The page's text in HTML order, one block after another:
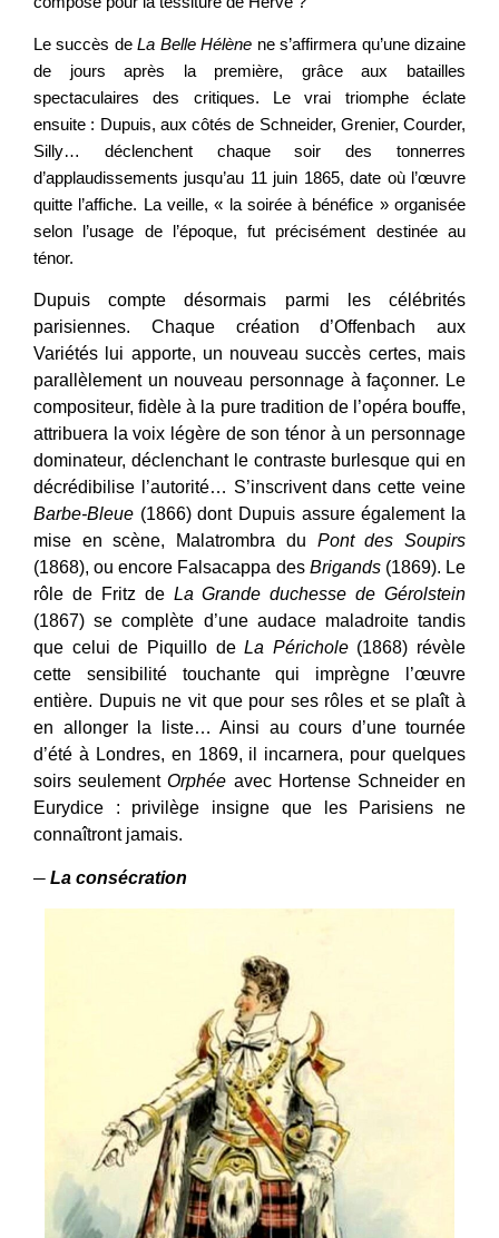
Le succès deLa Belle Hélène ne s’affirmera qu’une dizaine
de jours après la première, grâce aux batailles
spectaculaires des critiques. Le vrai triomphe éclate
ensuite : Dupuis, aux côtés de Schneider, Grenier, Courder,
Silly… déclenchent chaque soir des tonnerres
d’applaudissements jusqu’au 11 juin 1865, date où l’œuvre
quitte l’affiche. La veille, « la soirée à bénéfice » organisée
selon l’usage de l’époque, fut précisément destinée au
ténor.
Dupuis compte désormais parmi les célébrités
parisiennes. Chaque création d’Offenbach aux
Variétés lui apporte, un nouveau succès certes, mais
parallèlement un nouveau personnage à façonner. Le
compositeur, fidèle à la pure tradition de l’opéra bouffe,
attribuera la voix légère de son ténor à un personnage
dominateur, déclenchant le contraste burlesque qui en
décrédibilise l’autorité… S’inscrivent dans cette veine
Barbe-Bleue (1866) dont Dupuis assure également la
mise en scène, Malatrombra du Pont des Soupirs
(1868), ou encore Falsacappa des Brigands(1869). Le
rôle de Fritz de La Grande duchesse de Gérolstein
(1867) se complète d’une audace maladroite tandis
que celui de Piquillo deLa Périchole(1868) révèle
cette sensibilité touchante qui imprègne l’œuvre
entière. Dupuis ne vit que pour ses rôles et se plaît à
en allonger la liste… Ainsi au cours d’une tournée
d’été à Londres, en 1869, il incarnera, pour quelques
soirs seulementOrphée avec Hortense Schneider en
Eurydice : privilège insigne que les Parisiens ne
connaîtront jamais.
─ La consécration